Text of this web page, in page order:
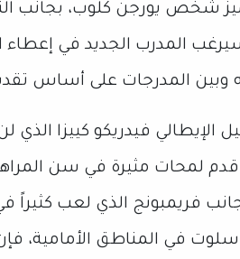
شخص يورجن كلوب، بجانب
المدرب الجديد في إعطاء
وبين المدرجات على أساس
فيدريكو كييزا الذي
قدم لمحات مثيرة في سن
فريمبونج الذي لعب كثيراً
في المناطق الأمامية،